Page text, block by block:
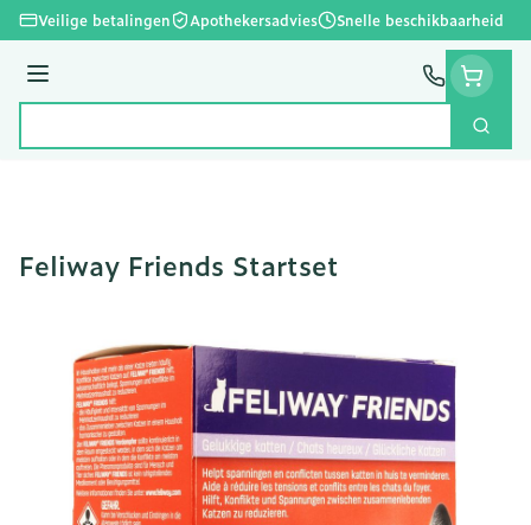
Ga naar de inhoud
Veilige betalingen Apothekersadvies Snelle beschikbaarheid
Menu
Zoek
Feliway Friends Startset